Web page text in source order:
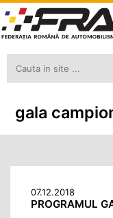
gala
07.12.2018
PROGRAMUL